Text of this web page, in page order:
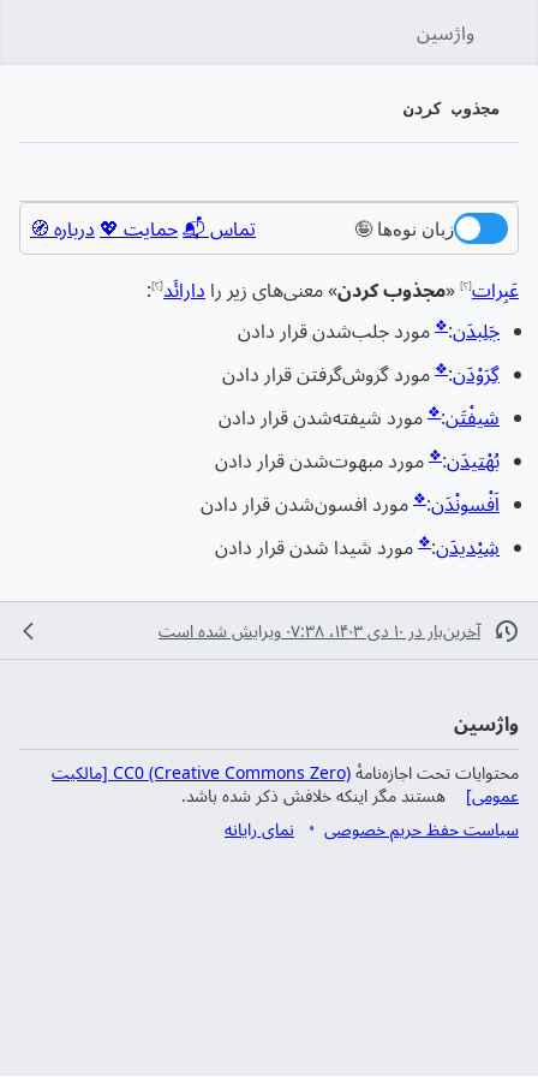
واژسین
مجذوب کردن
زبان نوه‌ها 🤪 تماس 📬حمایت 💖 درباره 🧭
عَبِرات[؟] «مجذوب کردن» معنی‌های زیر را دارائَد[؟]:
جَلِبدَن:
❖ مورد جلب‌شدن قرار دادن
گِرَوْدَن:
❖ مورد گروش‌گرفتن قرار دادن
شیفْتَن:
❖ مورد شیفته‌شدن قرار دادن
بُهْتیدَن:
❖ مورد مبهوت‌شدن قرار دادن
اَفْسونْدَن:
❖ مورد افسون‌شدن قرار دادن
شِیْدیدَن:
❖ مورد شیدا شدن قرار دادن
آخرین‌بار در ‏۱۰ دی ۱۴۰۳، ‏۰۷:۳۸ ویرایش شده است
واژسین
محتوایات تحت اجازه‌نامهٔ
CC0 (Creative Commons Zero) [مالکیت
عمومی]
هستند مگر اینکه خلافش ذکر شده باشد.
سیاست حفظ حریم خصوصی
نمای رایانه